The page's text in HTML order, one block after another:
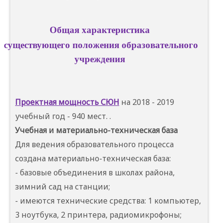
Общая характеристика
существующего положения образовательного
учреждения
Проектная мощность СЮН на 2018 - 2019
учебный год - 940 мест. .
Учебная и материально-техническая база
Для ведения образовательного процесса
создана материально-техническая база:
- базовые объединения в школах района,
зимний сад на станции;
- имеются технические средства: 1 компьютер,
3 ноутбука, 2 принтера, радиомикрофоны;